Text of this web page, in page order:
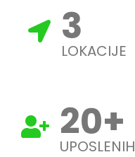
3
LOKACIJE
20+
UPOSLENIH